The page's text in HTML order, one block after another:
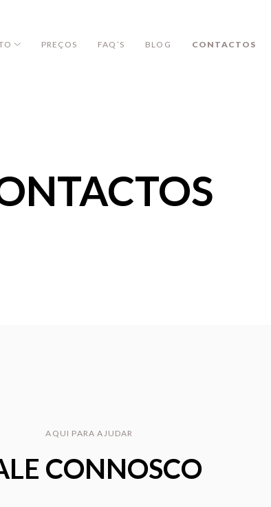
PREÇOS FAQ’S BLOG CONTACTOS
AQUI PARA AJUDAR
CONNOSCO